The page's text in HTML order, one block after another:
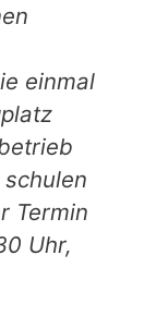
einmal
Termin
Uhr,